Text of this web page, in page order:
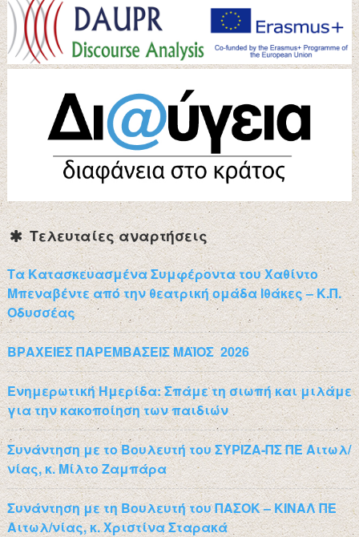
Τελευταίες αναρτήσεις
Τα Κατασκευασμένα Συμφέροντα του Χαθίντο
Μπεναβέντε από την θεατρική ομάδα Ιθάκες – Κ.Π.
Οδυσσέας
ΒΡΑΧΕΙΕΣ ΠΑΡΕΜΒΑΣΕΙΣ ΜΑΪΟΣ 2026
Ενημερωτική Ημερίδα: Σπάμε τη σιωπή και μιλάμε
για την κακοποίηση των παιδιών
Συνάντηση με το Βουλευτή του ΣΥΡΙΖΑ-ΠΣ ΠΕ Αιτωλ/
νίας, κ. Μίλτο Ζαμπάρα
Συνάντηση με τη Βουλευτή του ΠΑΣΟΚ – ΚΙΝΑΛ ΠΕ
Αιτωλ/νίας, κ. Χριστίνα Σταρακά